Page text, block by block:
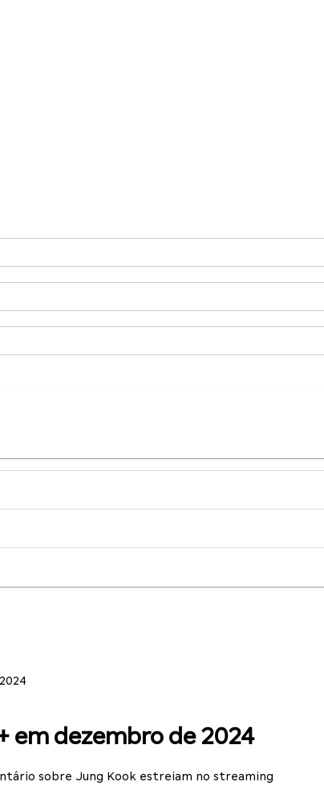
em dezembro de 2024
sobre Jung Kook estreiam no streaming